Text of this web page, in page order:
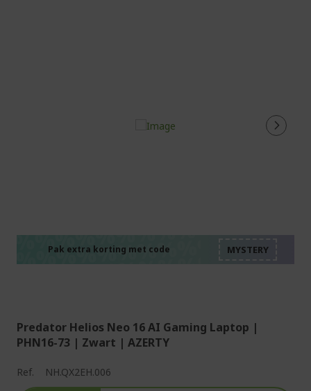
Pak extra korting met code
Predator Helios Neo 16 AI Gaming Laptop |
PHN16-73 | Zwart | AZERTY
Ref. NH.QX2EH.006